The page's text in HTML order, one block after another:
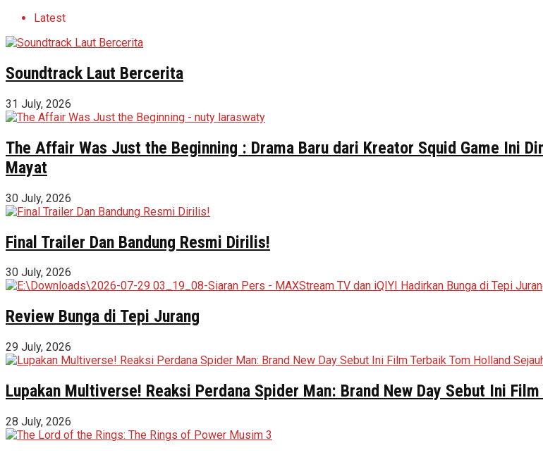
Latest
Soundtrack Laut Bercerita
31 July, 2026
The Affair Was Just the Beginning : Drama Baru dari Kreator Squid Game Ini
Mayat
30 July, 2026
Final Trailer Dan Bandung Resmi Dirilis!
30 July, 2026
Review Bunga di Tepi Jurang
29 July, 2026
Lupakan Multiverse! Reaksi Perdana Spider Man: Brand New Day Sebut Ini
28 July, 2026